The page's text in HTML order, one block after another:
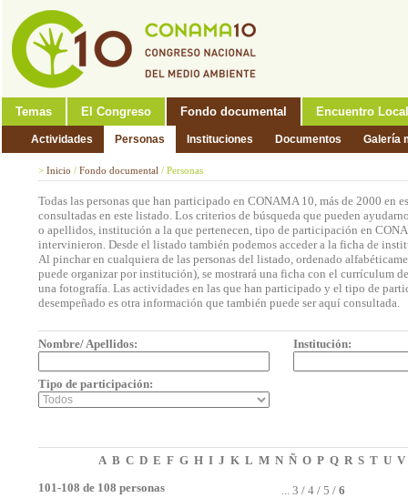
Temas El Congreso Fondo documental Encuentro Local
Actividades Personas Instituciones Documentos Galería
> Inicio / Fondo documental / Personas
Todas las personas que han participado en CONAMA 10, más de 2000 en
consultadas en este listado. Los criterios de búsqueda que pueden
o apellidos, institución a la que pertenecen, tipo de participación en
intervinieron. Desde el listado también podemos acceder a la ficha de
Al pinchar en cualquiera de las personas del listado, ordenado
puede organizar por institución), se mostrará una ficha con el currículum
una fotografía. Las actividades en las que han participado y el tipo de
desempeñado es otra información que también puede ser aquí consultada.
Nombre/ Apellidos: Institución:
Tipo de participación:
A B C D E F G H I J K L M N Ñ O P Q R S T U V
101-108 de 108 personas
... 3 / 4 / 5 / 6